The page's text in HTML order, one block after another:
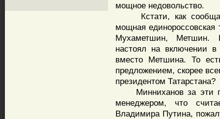
мощное недовольство.
Кстати, как
мощная
Мухаметшин, Метшин.
настоял на включении в
вместо Метшина. То
предложением, скорее
президентом Татарстана?
Минниханов за эти
менеджером, что
Владимира Путина,